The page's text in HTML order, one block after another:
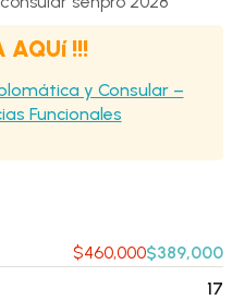
AQUí !!!
y Consular –
Funcionales
$460,000$389,000
17